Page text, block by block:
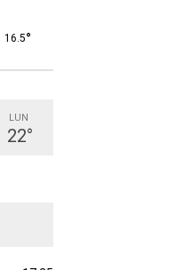
16.5°
LUN
22°